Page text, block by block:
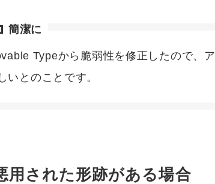
簡潔に
Typeから脆弱性を修正したので、
いとのことです。
用された形跡がある場合